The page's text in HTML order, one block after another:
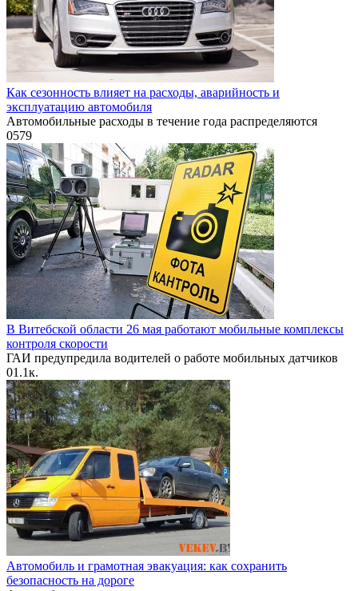
Как сезонность влияет на расходы, аварийность и
эксплуатацию автомобиля
Автомобильные расходы в течение года распределяются
0579
В Витебской области 26 мая работают мобильные комплексы
контроля скорости
ГАИ предупредила водителей о работе мобильных датчиков
01.1к.
Автомобиль и грамотная эвакуация: как сохранить
безопасность на дороге